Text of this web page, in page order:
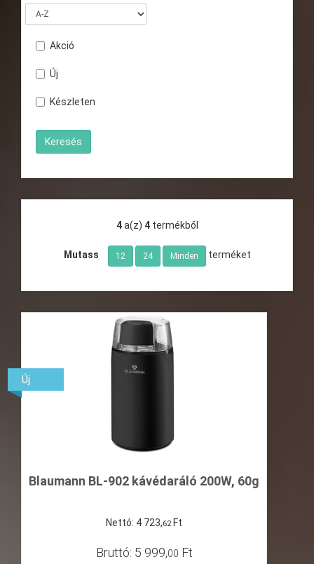
Akció
Új
Készleten
4a(z) 4 termékből
Mutass 12 24 Minden terméket
Blaumann BL-902 kávédaráló 200W, 60g
Nettó: 4 723,62 Ft
Bruttó: 5 999,00 Ft
Új